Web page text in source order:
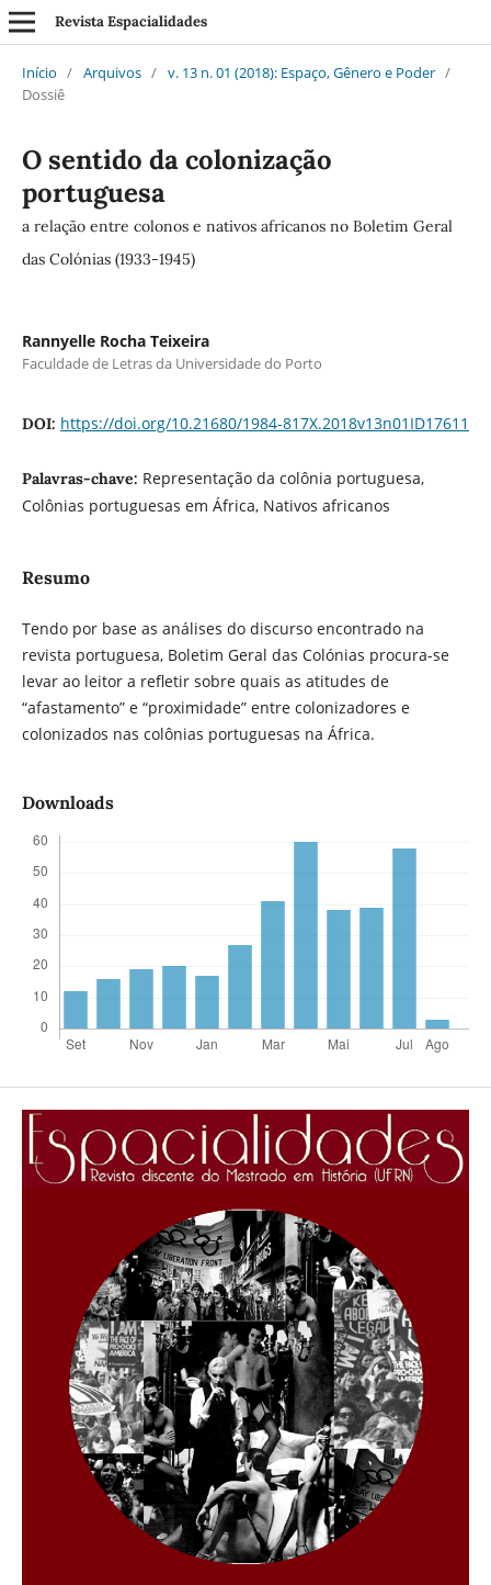
Revista Espacialidades
Início / Arquivos / v. 13 n. 01 (2018): Espaço, Gênero e Poder /
Dossiê
O sentido da colonização
portuguesa
a relação entre colonos e nativos africanos no Boletim Geral
das Colónias (1933-1945)
Rannyelle Rocha Teixeira
Faculdade de Letras da Universidade do Porto
DOI: https://doi.org/10.21680/1984-817X.2018v13n01ID17611
Palavras-chave: Representação da colônia portuguesa,
Colônias portuguesas em África, Nativos africanos
Resumo
Tendo por base as análises do discurso encontrado na
revista portuguesa, Boletim Geral das Colónias procura-se
levar ao leitor a refletir sobre quais as atitudes de
“afastamento” e “proximidade” entre colonizadores e
colonizados nas colônias portuguesas na África.
Downloads